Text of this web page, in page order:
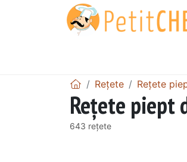
Rețete Rețete
Rețete piept
643 rețete